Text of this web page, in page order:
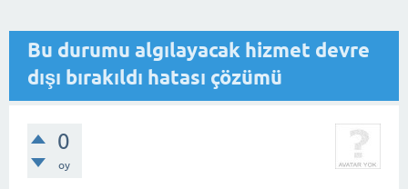
Bu durumu algılayacak hizmet devre
dışı bırakıldı hatası çözümü
0
oy